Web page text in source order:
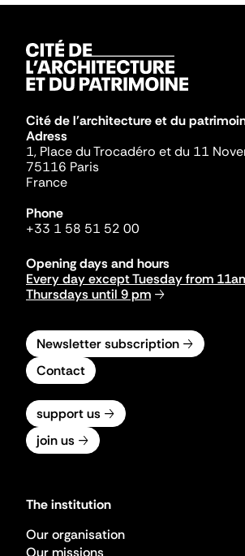
Cité de l'architecture et du
Adress
1, Place du Trocadéro et du 11
75116 Paris
France
Phone
+33 1 58 51 52 00
Opening days and hours
Every day except Tuesday from
Thursdays until 9 pm
Newsletter subscription
Contact
support us
join us
The institution
Our organisation
Our missions